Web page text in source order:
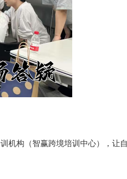
机构（智赢跨境培训中心），让